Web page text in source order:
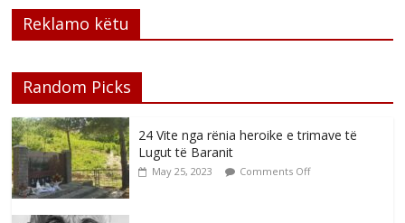
Reklamo këtu
Random Picks
24 Vite nga rënia heroike e trimave të
Lugut të Baranit
May 25, 2023 Comments Off